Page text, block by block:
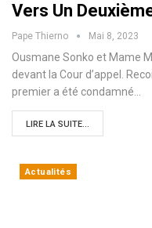
Vers Un
Pape Thierno Mai 8, 2023
Ousmane Sonko et Mame
devant la Cour d’appel.
premier a été condamné…
LIRE LA SUITE...
Actualités